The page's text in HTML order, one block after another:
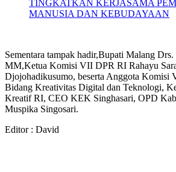
TINGKATKAN KERJASAMA
MANUSIA DAN KEBUDAYAAN
Sementara tampak hadir,Bupati Malang
MM,Ketua Komisi VII DPR RI Rahayu
Djojohadikusumo, beserta Anggota Komisi
Bidang Kreativitas Digital dan Teknologi,
Kreatif RI, CEO KEK Singhasari, OPD
Muspika Singosari.
Editor : David